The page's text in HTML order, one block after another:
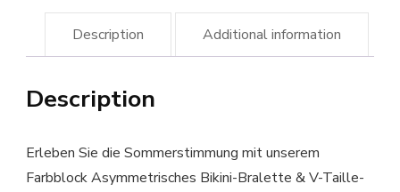
Description Additional information
Description
Erleben Sie die Sommerstimmung mit unserem
Farbblock Asymmetrisches Bikini-Bralette & V-Taille-